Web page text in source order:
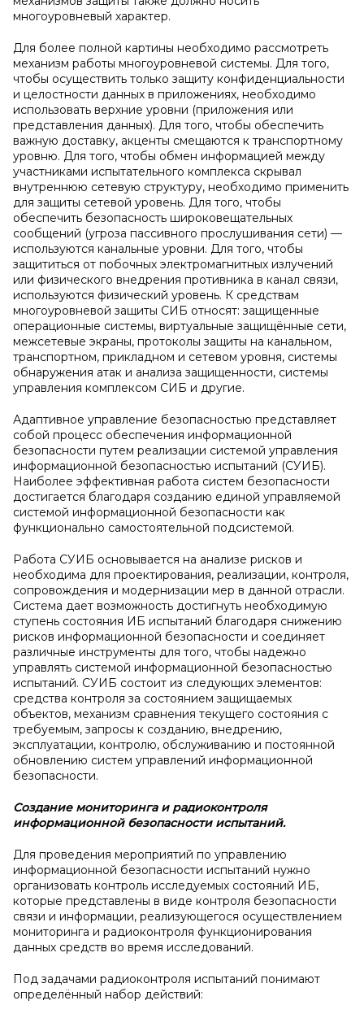
многоуровневый характер.
Для более полной картины необходимо рассмотреть
механизм работы многоуровневой системы. Для того,
чтобы осуществить только защиту конфиденциальности
и целостности данных в приложениях, необходимо
использовать верхние уровни (приложения или
представления данных). Для того, чтобы обеспечить
важную доставку, акценты смещаются к транспортному
уровню. Для того, чтобы обмен информацией между
участниками испытательного комплекса скрывал
внутреннюю сетевую структуру, необходимо применить
для защиты сетевой уровень. Для того, чтобы
обеспечить безопасность широковещательных
сообщений (угроза пассивного прослушивания сети) —
используются канальные уровни. Для того, чтобы
защититься от побочных электромагнитных излучений
или физического внедрения противника в канал связи,
используются физический уровень. К средствам
многоуровневой защиты СИБ относят: защищенные
операционные системы, виртуальные защищённые сети,
межсетевые экраны, протоколы защиты на канальном,
транспортном, прикладном и сетевом уровня, системы
обнаружения атак и анализа защищенности, системы
управления комплексом СИБ и другие.
Адаптивное управление безопасностью представляет
собой процесс обеспечения информационной
безопасности путем реализации системой управления
информационной безопасностью испытаний (СУИБ).
Наиболее эффективная работа систем безопасности
достигается благодаря созданию единой управляемой
системой информационной безопасности как
функционально самостоятельной подсистемой.
Работа СУИБ основывается на анализе рисков и
необходима для проектирования, реализации, контроля,
сопровождения и модернизации мер в данной отрасли.
Система дает возможность достигнуть необходимую
ступень состояния ИБ испытаний благодаря снижению
рисков информационной безопасности и соединяет
различные инструменты для того, чтобы надежно
управлять системой информационной безопасностью
испытаний. СУИБ состоит из следующих элементов:
средства контроля за состоянием защищаемых
объектов, механизм сравнения текущего состояния с
требуемым, запросы к созданию, внедрению,
эксплуатации, контролю, обслуживанию и постоянной
обновлению систем управлений информационной
безопасности.
Создание мониторинга и радиоконтроля
информационной безопасности испытаний.
Для проведения мероприятий по управлению
информационной безопасности испытаний нужно
организовать контроль исследуемых состояний ИБ,
которые представлены в виде контроля безопасности
связи и информации, реализующегося осуществлением
мониторинга и радиоконтроля функционирования
данных средств во время исследований.
Под задачами радиоконтроля испытаний понимают
определённый набор действий: